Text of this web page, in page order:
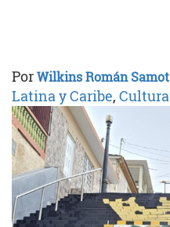
PorWilkins Román Samot
Latina y Caribe, Cultura